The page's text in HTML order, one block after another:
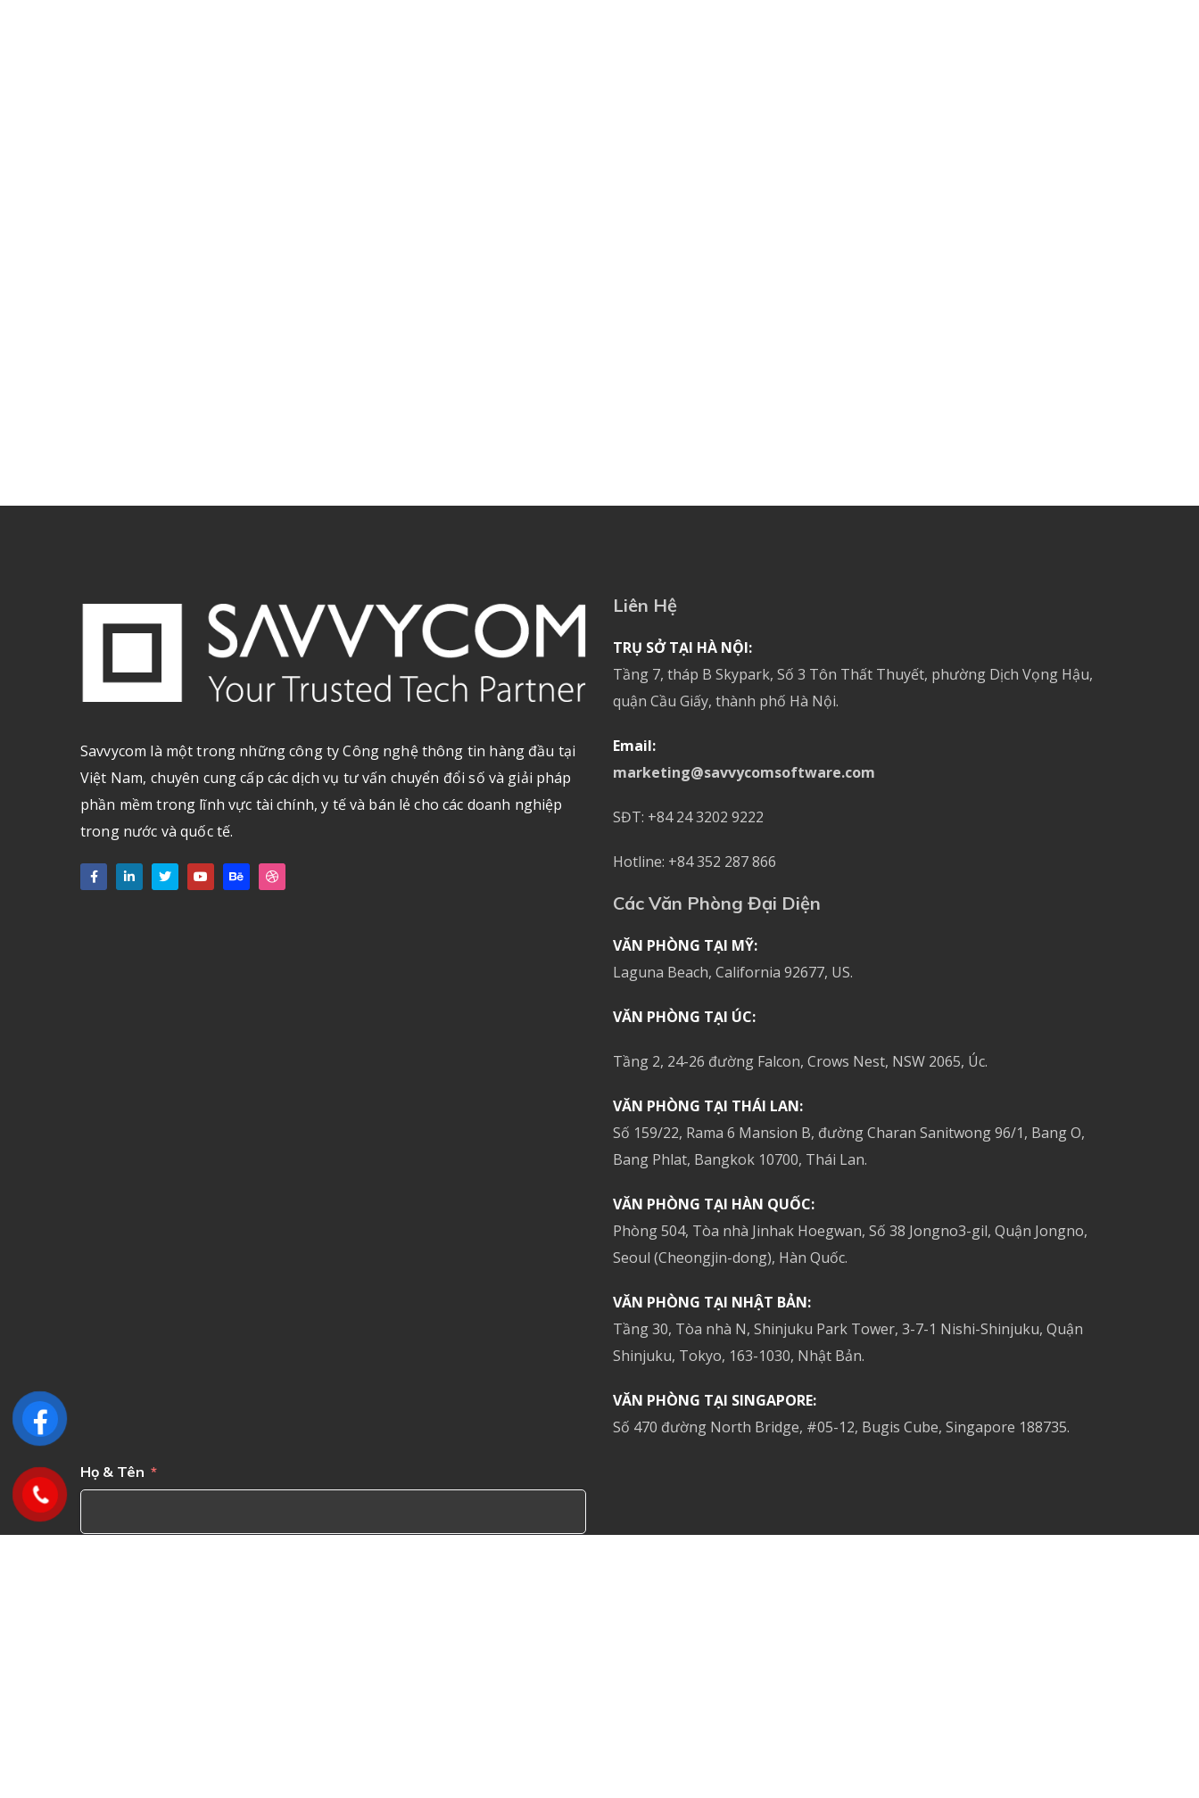
Savvycom là một trong những công ty Công nghệ thông tin hàng đầu tại
Việt Nam, chuyên cung cấp các dịch vụ tư vấn chuyển đổi số và giải pháp
phần mềm trong lĩnh vực tài chính, y tế và bán lẻ cho các doanh nghiệp
trong nước và quốc tế.
Liên Hệ
TRỤ SỞ TẠI HÀ NỘI:
Tầng 7, tháp B Skypark, Số 3 Tôn Thất Thuyết, phường Dịch Vọng Hậu,
quận Cầu Giấy, thành phố Hà Nội.
Email:
marketing@savvycomsoftware.com
SĐT: +84 24 3202 9222
Hotline: +84 352 287 866
Các Văn Phòng Đại Diện
VĂN PHÒNG TẠI MỸ:
Laguna Beach, California 92677, US.
VĂN PHÒNG TẠI ÚC:
Tầng 2, 24-26 đường Falcon, Crows Nest, NSW 2065, Úc.
VĂN PHÒNG TẠI THÁI LAN:
Số 159/22, Rama 6 Mansion B, đường Charan Sanitwong 96/1, Bang O,
Bang Phlat, Bangkok 10700, Thái Lan.
VĂN PHÒNG TẠI HÀN QUỐC:
Phòng 504, Tòa nhà Jinhak Hoegwan, Số 38 Jongno3-gil, Quận Jongno,
Seoul (Cheongjin-dong), Hàn Quốc.
VĂN PHÒNG TẠI NHẬT BẢN:
Tầng 30, Tòa nhà N, Shinjuku Park Tower, 3-7-1 Nishi-Shinjuku, Quận
Shinjuku, Tokyo, 163-1030, Nhật Bản.
VĂN PHÒNG TẠI SINGAPORE:
Số 470 đường North Bridge, #05-12, Bugis Cube, Singapore 188735.
Họ & Tên